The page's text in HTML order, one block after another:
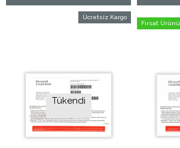
Tükendi
Ücretsiz Kargo
Fırsat Ürünü